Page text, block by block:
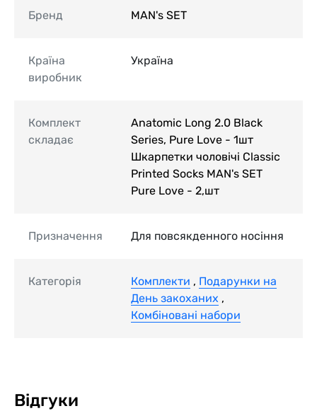
Бренд MAN's SET
Країна
виробник
Україна
Комплект
складає
Anatomic Long 2.0 Black
Series, Pure Love - 1шт
Шкарпетки чоловічі Classic
Printed Socks MAN's SET
Pure Love - 2,шт
Призначення Для повсякденного носіння
Категорія Комплекти , Подарунки на
День закоханих ,
Комбіновані набори
Відгуки